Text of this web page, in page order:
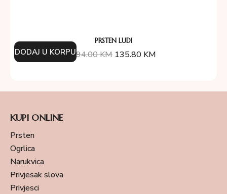
PRSTEN LUDI
194.00KM 135.80 KM
DODAJ U KORPU
KUPI ONLINE
Prsten
Ogrlica
Narukvica
Privjesak slova
Privjesci